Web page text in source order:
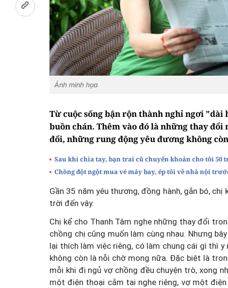
Ảnh minh họa
Từ cuộc sống bận rộn thành nghỉ ngơi
buồn chán. Thêm vào đó là những thay
đổi, những rung động yêu đương không
Sau khi chia tay, bạn trai cũ chuyển khoản cho tôi 50
Chồng đột ngột mua vé máy bay, ép tôi về nhà nội
Gần 35 năm yêu thương, đồng hành, gắn bó,
trời đến vậy.
Chị kể cho Thanh Tâm nghe những thay đổi
chồng chị cũng muốn làm cùng nhau. Nhưng
lại thích làm việc riêng, có làm chung cái gì thì
không còn là nỗi chờ mong nữa. Đặc biệt là
mỗi khi đi ngủ vợ chồng đều chuyện trò, xong
một điện thoại cắm tai nghe riêng, vợ một